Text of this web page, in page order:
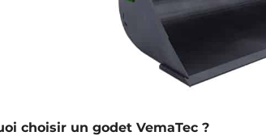
choisir un godet VemaTec ?